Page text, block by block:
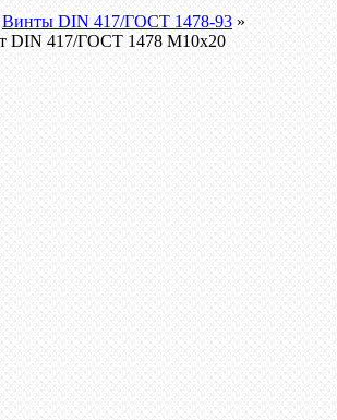
Винты DIN 417/ГОСТ 1478-93 »
DIN 417/ГОСТ 1478 М10х20